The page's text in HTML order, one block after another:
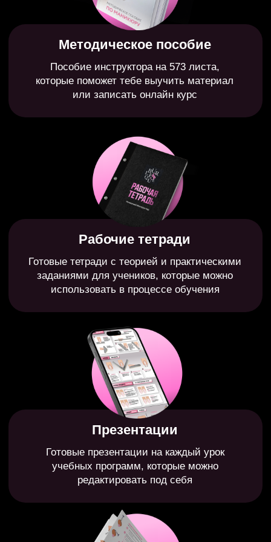
преподаванию
другие
курсы
время учить
Короткая поверхностная информация
Старые нерабочие методы
Необходимость докупать все отдельно
Поверхностная информация по продажаж
300 коротких наполненных уроков
каждое действие
Полная пошаговая система
перехода мастера к
преподаванию без выгорания
Современные инструменты,
облегчающие создание курсов и
ведение соцсетей в 5 раз
Внедрение во время курса,
с разбором каждого задания
индивидуально
Готовые учебные программы
с полной упаковкой и начинкой
для ведения курса под ключ
Готовые шаблоны для упаковки
для быстрого
привлечения учеников